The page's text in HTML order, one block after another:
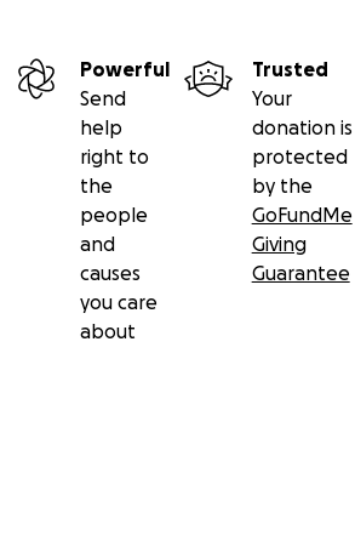
Powerful
Send
help
right to
the
people
and
causes
you care
about
Trusted
Your
donation is
protected
by the
GoFundMe
Giving
Guarantee